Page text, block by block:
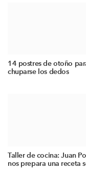
14 postres de otoño
chuparse los dedos
Taller de cocina: Juan
nos prepara una receta